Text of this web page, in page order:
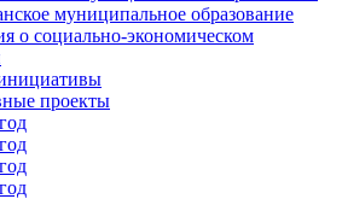
муниципальное образование
о социально-экономическом
проекты